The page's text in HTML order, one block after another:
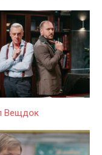
Вещдок